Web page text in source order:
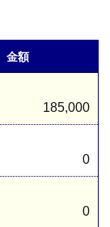
金額
185,000
0
0